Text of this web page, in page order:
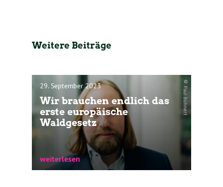
Weitere Beiträge
© Paul Bohnert
29. September 2023
Wir brauchen endlich das
erste europäische
Waldgesetz
weiterlesen